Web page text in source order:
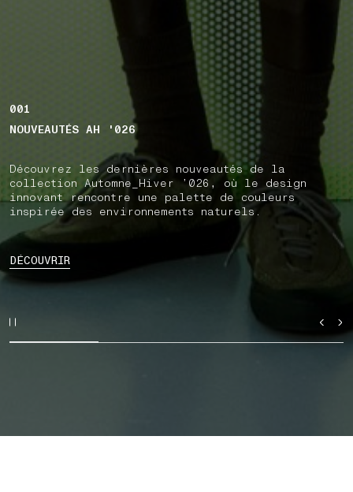
001
NOUVEAUTÉS AH '026
Découvrez les dernières nouveautés de la
collection Automne_Hiver ’026, où le design
innovant rencontre une palette de couleurs
inspirée des environnements naturels.
DÉCOUVRIR